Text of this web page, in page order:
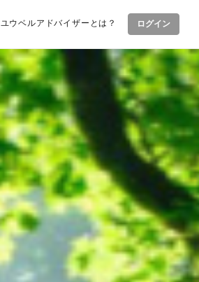
ユウベルアドバイザーとは？ ログイン